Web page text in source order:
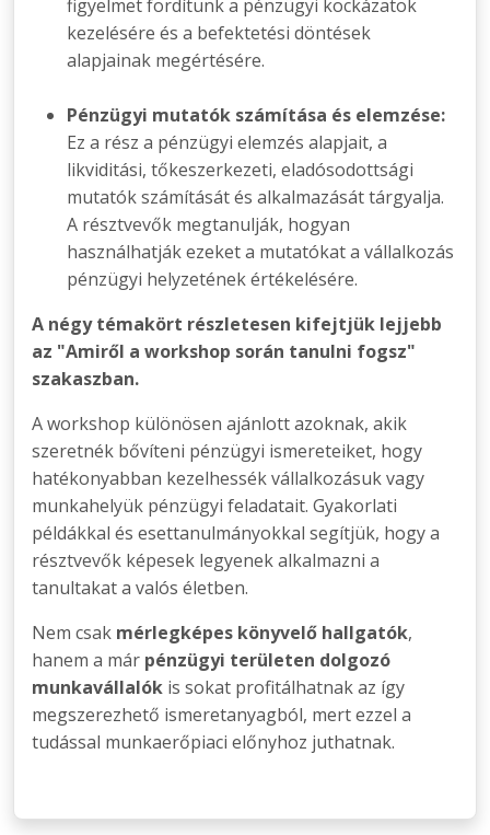
figyelmet fordítunk a pénzügyi kockázatok
kezelésére és a befektetési döntések
alapjainak megértésére.
Pénzügyi mutatók számítása és elemzése:
Ez a rész a pénzügyi elemzés alapjait, a
likviditási, tőkeszerkezeti, eladósodottsági
mutatók számítását és alkalmazását tárgyalja.
A résztvevők megtanulják, hogyan
használhatják ezeket a mutatókat a vállalkozás
pénzügyi helyzetének értékelésére.
A négy témakört részletesen kifejtjük lejjebb
az "Amiről a workshop során tanulni fogsz"
szakaszban.
A workshop különösen ajánlott azoknak, akik
szeretnék bővíteni pénzügyi ismereteiket, hogy
hatékonyabban kezelhessék vállalkozásuk vagy
munkahelyük pénzügyi feladatait. Gyakorlati
példákkal és esettanulmányokkal segítjük, hogy a
résztvevők képesek legyenek alkalmazni a
tanultakat a valós életben.
Nem csak mérlegképes könyvelő hallgatók,
hanem a már pénzügyi területen dolgozó
munkavállalók is sokat profitálhatnak az így
megszerezhető ismeretanyagból, mert ezzel a
tudással munkaerőpiaci előnyhoz juthatnak.